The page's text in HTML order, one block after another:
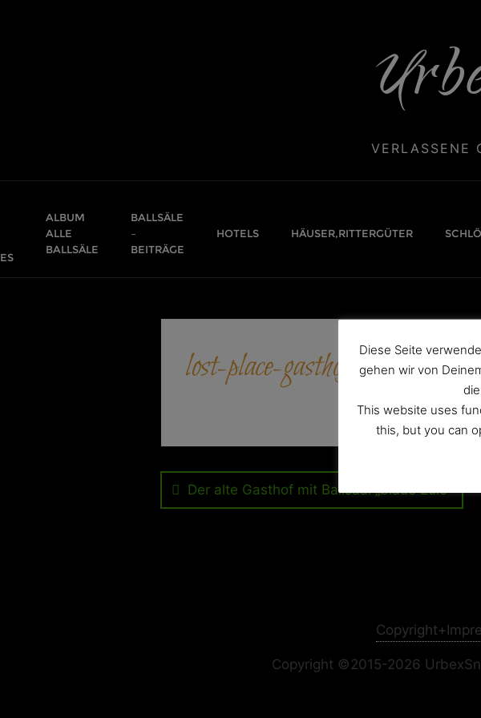
VERLASSENE
ALBUM
ALLE
BALLSÄLE
BALLSÄLE
–
BEITRÄGE
HOTELS HÄUSER,RITTERGÜTER
lost-place-gasthof
Beitragsnavigation
Der alte Gasthof mit Ballsaal „blaue Eule“
Copyright ©2015-2026
Diese Seite
gehen wir von
This website uses
this, but you can